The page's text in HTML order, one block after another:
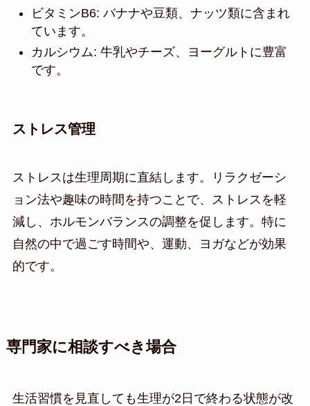
ビタミンB6: バナナや豆類、ナッツ類に含まれ
ています。
カルシウム: 牛乳やチーズ、ヨーグルトに豊富
です。
ストレス管理
ストレスは生理周期に直結します。リラクゼーシ
ョン法や趣味の時間を持つことで、ストレスを軽
減し、ホルモンバランスの調整を促します。特に
自然の中で過ごす時間や、運動、ヨガなどが効果
的です。
専門家に相談すべき場合
生活習慣を見直しても生理が2日で終わる状態が改